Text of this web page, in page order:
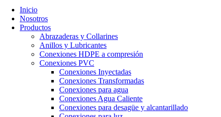
Inicio
Nosotros
Productos
Abrazaderas y Collarines
Anillos y Lubricantes
Conexiones HDPE a compresión
Conexiones PVC
Conexiones Inyectadas
Conexiones Transformadas
Conexiones para agua
Conexiones Agua Caliente
Conexiones para desagüe y alcantarillado